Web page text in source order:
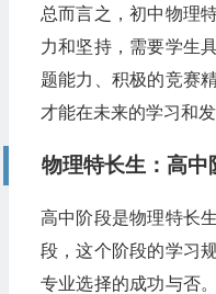
总而言之，初中物理
力和坚持，需要学生
题能力、积极的竞赛
才能在未来的学习和
物理特长生：高中
高中阶段是物理特长
段，这个阶段的学习
专业选择的成功与否